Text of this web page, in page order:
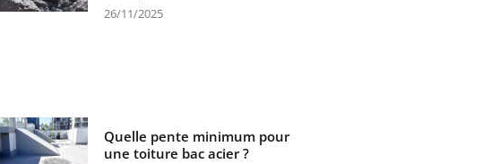
26/11/2025
Quelle pente minimum pour
une toiture bac acier ?